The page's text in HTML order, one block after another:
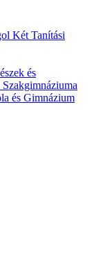
Két Tanítási
és
és Gimnázium